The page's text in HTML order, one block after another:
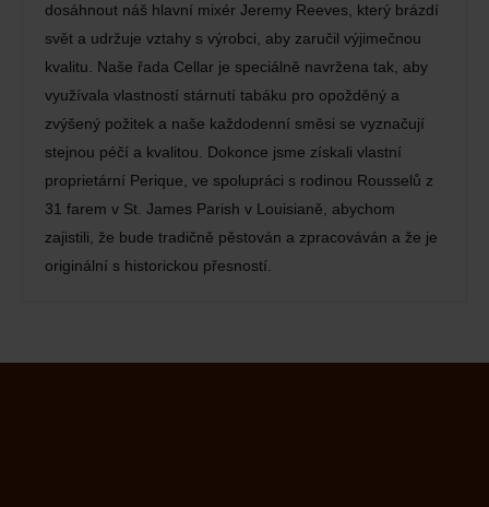
dosáhnout náš hlavní mixér Jeremy Reeves, který brázdí
svět a udržuje vztahy s výrobci, aby zaručil výjimečnou
kvalitu. Naše řada Cellar je speciálně navržena tak, aby
využívala vlastností stárnutí tabáku pro opožděný a
zvýšený požitek a naše každodenní směsi se vyznačují
stejnou péčí a kvalitou. Dokonce jsme získali vlastní
proprietární Perique, ve spolupráci s rodinou Rousselů z
31 farem v St. James Parish v Louisianě, abychom
zajistili, že bude tradičně pěstován a zpracováván a že je
originální s historickou přesností.